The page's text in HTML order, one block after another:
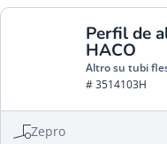
Perfil de
HACO
Altro su tubi
# 3514103H
Zepro